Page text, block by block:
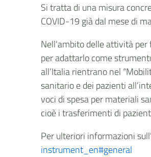
Si tratta di una misura
COVID-19 già dal mese di
Nell'ambito delle attività per
per adattarlo come
all’Italia rientrano nel
sanitario e dei pazienti
voci di spesa per materiali
cioè i trasferimenti di
Per ulteriori informazioni
instrument_en#general